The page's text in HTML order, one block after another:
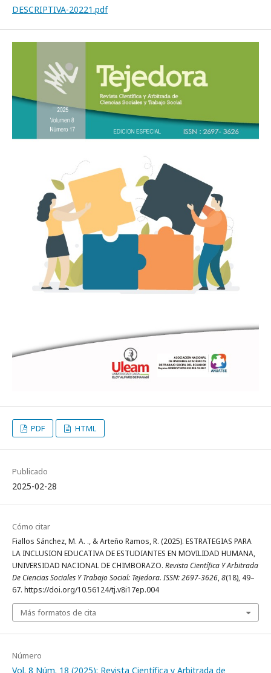
DESCRIPTIVA-20221.pdf
PDF HTML
Publicado
2025-02-28
Cómo citar
Fiallos Sánchez, M. A. ., & Arteño Ramos, R. (2025). ESTRATEGIAS PARA
LA INCLUSION EDUCATIVA DE ESTUDIANTES EN MOVILIDAD HUMANA,
UNIVERSIDAD NACIONAL DE CHIMBORAZO. Revista Científica Y Arbitrada
De Ciencias Sociales Y Trabajo Social: Tejedora. ISSN: 2697-3626,8(18), 49–
67. https://doi.org/10.56124/tj.v8i17ep.004
Más formatos de cita
Número
Vol. 8 Núm. 18 (2025): Revista Científica y Arbitrada de